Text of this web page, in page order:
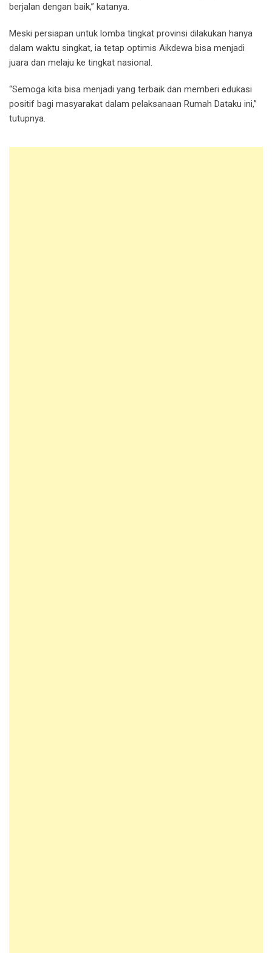
berjalan dengan baik,” katanya.
Meski persiapan untuk lomba tingkat provinsi dilakukan hanya
dalam waktu singkat, ia tetap optimis Aikdewa bisa menjadi
juara dan melaju ke tingkat nasional.
“Semoga kita bisa menjadi yang terbaik dan memberi edukasi
positif bagi masyarakat dalam pelaksanaan Rumah Dataku ini,”
tutupnya.